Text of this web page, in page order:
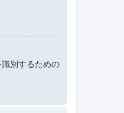
別するための